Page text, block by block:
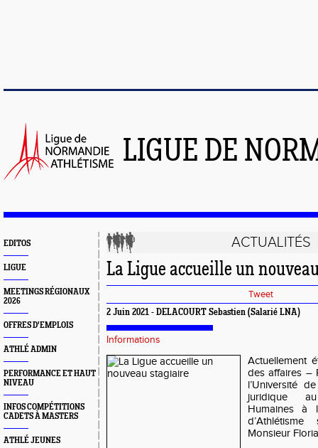
LIGUE DE
EDITOS
LIGUE
MEETINGS RÉGIONAUX
2026
OFFRES D'EMPLOIS
ATHLÉ ADMIN
PERFORMANCE ET HAUT
NIVEAU
INFOS COMPÉTITIONS
CADETS À MASTERS
ATHLÉ JEUNES
ACTUALITÉS
La Ligue accueille un
Tweet
2 Juin 2021 - DELACOURT Sebastien (Salarié LNA)
Informations
Actuellement
des affaires –
l’Université
juridique
Humaines à
Monsieur